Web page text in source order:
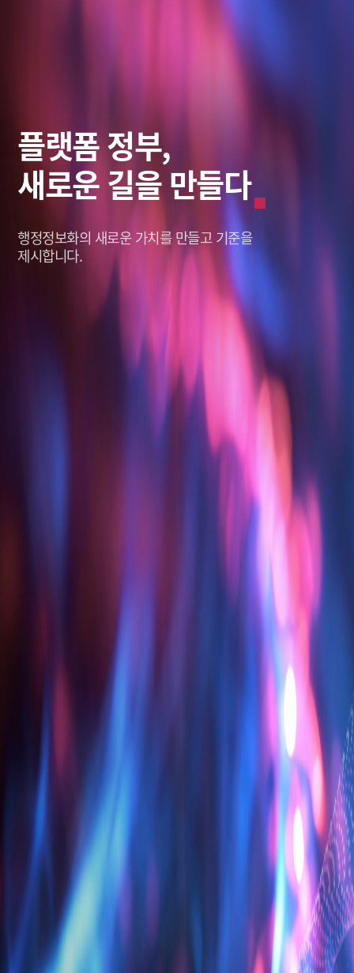
스마트 솔루션,
미래를 바라보다
창조적인 미래,솔리데오가 열어갑니다.
데이터로
그리는 혁신적인 미래
나를 새롭게 세상을 이롭게,Solideo Data.
플랫폼 정부,
새로운 길을 만들다
행정정보화의 새로운 가치를만들고 기준을
제시합니다.
미래를 바라보다
창조적인 미래,솔리데오가 열어갑니다.
그리는 혁신적인 미래
나를 새롭게 세상을 이롭게,Solideo Data.